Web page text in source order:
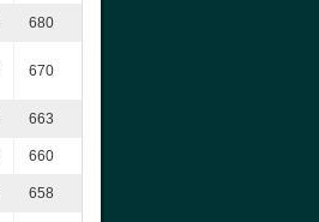
680
670
663
660
658